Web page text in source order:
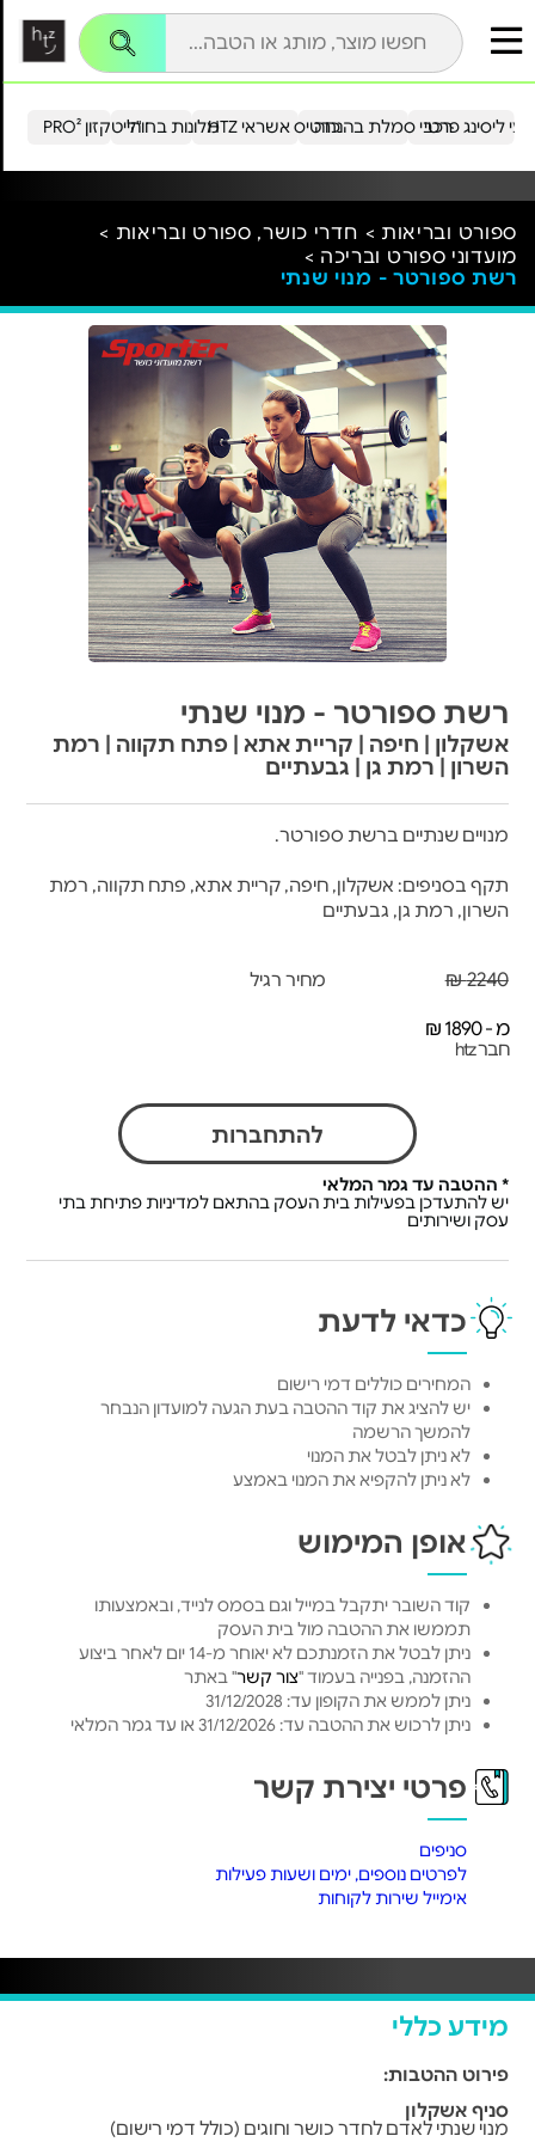
הייטקזון PRO²מלונות בחו"ל כרטיס אשראי HTZ ליסינג פרטירכבי סמלת בהנחה
ספורט ובריאות > חדרי כושר, ספורט ובריאות >
מועדוני ספורט ובריכה >
רשת ספורטר - מנוי שנתי
רשת ספורטר - מנוי שנתי
אשקלון | חיפה | קריית אתא | פתח תקווה | רמת
השרון | רמת גן | גבעתיים
מנויים שנתיים ברשת ספורטר.
תקף בסניפים: אשקלון, חיפה, קריית אתא, פתח תקווה, רמת
השרון, רמת גן, גבעתיים
2240 ₪ מחיר רגיל
מ - 1890 ₪
חבר htz
להתחברות
* ההטבה עד גמר המלאי
יש להתעדכן בפעילות בית העסק בהתאם למדיניות פתיחת בתי
עסק ושירותים
כדאי לדעת
המחירים כוללים דמי רישום
יש להציג את קוד ההטבה בעת הגעה למועדון הנבחר
להמשך הרשמה
לא ניתן לבטל את המנוי
לא ניתן להקפיא את המנוי באמצע
אופן המימוש
קוד השובר יתקבל במייל וגם בסמס לנייד, ובאמצעותו
תממשו את ההטבה מול בית העסק
ניתן לבטל את הזמנתכם לא יאוחר מ-14 יום לאחר ביצוע
ההזמנה, בפנייה בעמוד "צור קשר" באתר
ניתן לממש את הקופון עד: 31/12/2028
ניתן לרכוש את ההטבה עד: 31/12/2026 או עד גמר המלאי
פרטי יצירת קשר
סניפים
לפרטים נוספים, ימים ושעות פעילות
אימייל שירות לקוחות
מידע כללי
פירוט ההטבות:
סניף אשקלון
מנוי שנתי לאדם לחדר כושר וחוגים (כולל דמי רישום)